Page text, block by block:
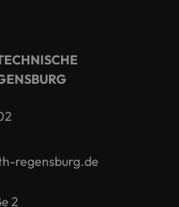
regensburg.de
2